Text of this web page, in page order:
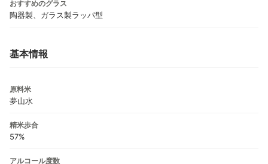
おすすめのグラス
陶器製、ガラス製ラッパ型
基本情報
原料米
夢山水
精米歩合
57%
アルコール度数